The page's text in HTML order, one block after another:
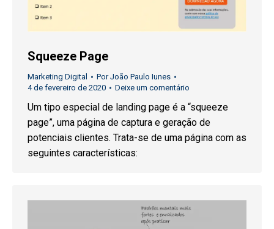
Squeeze Page
Marketing Digital PorJoão Paulo Iunes
4 de fevereiro de 2020
Deixe um comentário
Um tipo especial de landing page é a “squeeze
page”, uma página de captura e geração de
potenciais clientes. Trata-se de uma página com as
seguintes características: